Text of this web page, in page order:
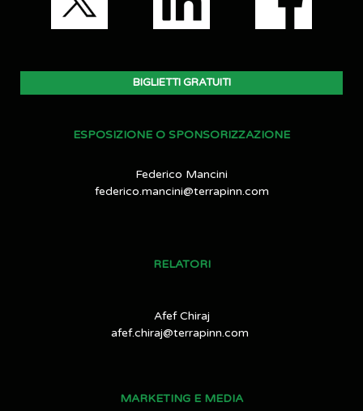
BIGLIETTI GRATUITI
ESPOSIZIONE O SPONSORIZZAZIONE
Federico Mancini
federico.mancini@terrapinn.com
RELATORI
Afef Chiraj
afef.chiraj@terrapinn.com
MARKETING E MEDIA